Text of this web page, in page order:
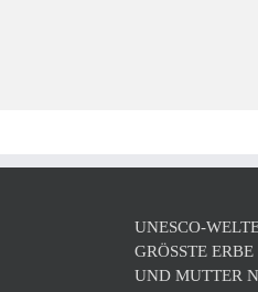
UNESCO-
GRÖSSTE ERBE
ND MUTTER